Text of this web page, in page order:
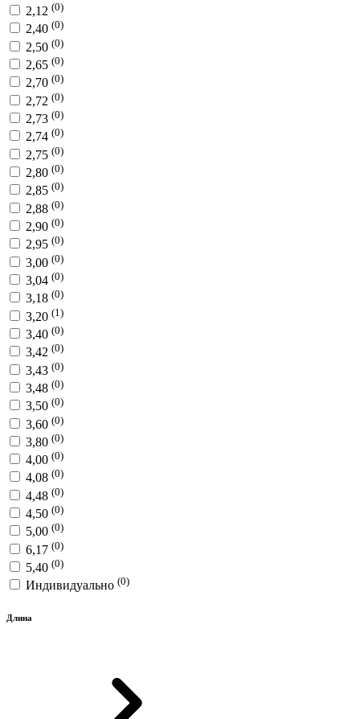
2,12 (0)
2,40 (0)
2,50 (0)
2,65 (0)
2,70 (0)
2,72 (0)
2,73 (0)
2,74 (0)
2,75 (0)
2,80 (0)
2,85 (0)
2,88 (0)
2,90 (0)
2,95 (0)
3,00 (0)
3,04 (0)
3,18 (0)
3,20 (1)
3,40 (0)
3,42 (0)
3,43 (0)
3,48 (0)
3,50 (0)
3,60 (0)
3,80 (0)
4,00 (0)
4,08 (0)
4,48 (0)
4,50 (0)
5,00 (0)
6,17 (0)
5,40 (0)
Индивидуально (0)
Длина